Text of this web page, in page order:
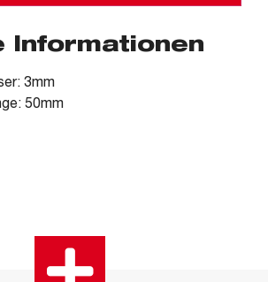
Informationen
3mm
50mm